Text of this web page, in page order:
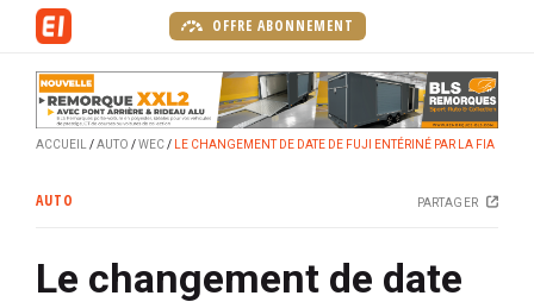
OFFRE ABONNEMENT
ACCUEIL AUTO WEC LE CHANGEMENT DE DATE DE FUJI ENTÉRINÉ PAR LA FIA
AUTO PARTAGER
Le changement de date